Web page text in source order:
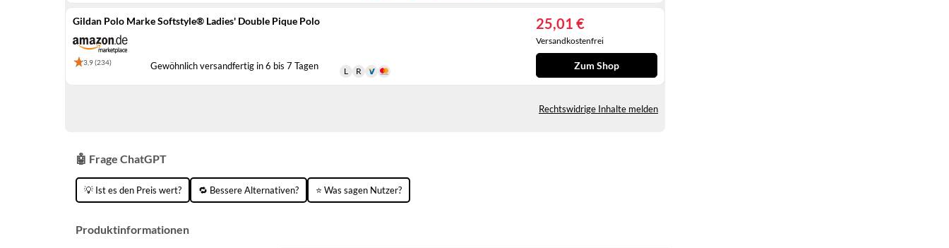
Gildan Polo Marke Softstyle® Ladies' Double Pique Polo
3,9 (234) Gewöhnlich versandfertig in 6 bis 7 Tagen
25,01 €
Versandkostenfrei
Zum Shop
Rechtswidrige Inhalte melden
🤖 Frage ChatGPT
💡 Ist es den Preis wert? 🔁 Bessere Alternativen? ⭐ Was sagen Nutzer?
Produktinformationen